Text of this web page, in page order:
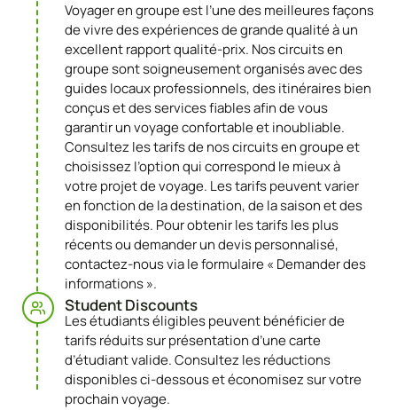
Voyager en groupe est l’une des meilleures façons
de vivre des expériences de grande qualité à un
excellent rapport qualité-prix. Nos circuits en
groupe sont soigneusement organisés avec des
guides locaux professionnels, des itinéraires bien
conçus et des services fiables afin de vous
garantir un voyage confortable et inoubliable.
Consultez les tarifs de nos circuits en groupe et
choisissez l’option qui correspond le mieux à
votre projet de voyage. Les tarifs peuvent varier
en fonction de la destination, de la saison et des
disponibilités. Pour obtenir les tarifs les plus
récents ou demander un devis personnalisé,
contactez-nous via le formulaire « Demander des
informations ».
Student Discounts​
Les étudiants éligibles peuvent bénéficier de
tarifs réduits sur présentation d’une carte
d’étudiant valide. Consultez les réductions
disponibles ci-dessous et économisez sur votre
prochain voyage.